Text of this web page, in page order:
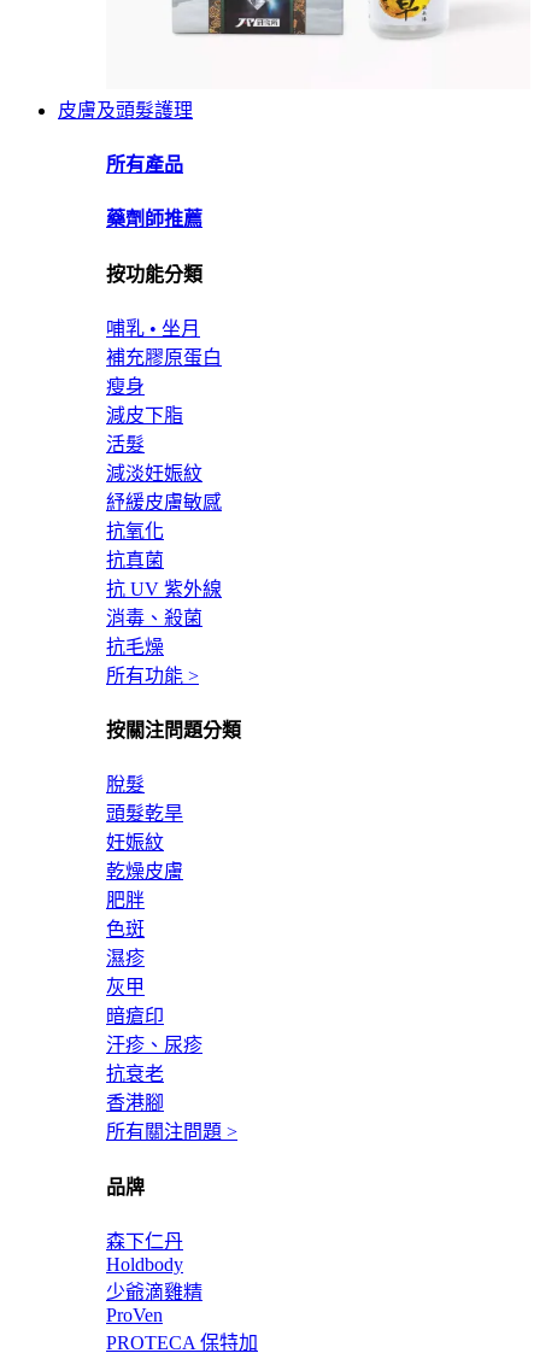
皮膚及頭髮護理
所有產品
藥劑師推薦
按功能分類
哺乳 • 坐月
補充膠原蛋白
瘦身
減皮下脂
活髮
減淡妊娠紋
紓緩皮膚敏感
抗氧化
抗真菌
抗 UV 紫外線
消毒、殺菌
抗毛燥
所有功能 >
按關注問題分類
脫髮
頭髮乾旱
妊娠紋
乾燥皮膚
肥胖
色斑
濕疹
灰甲
暗瘡印
汗疹、尿疹
抗衰老
香港腳
所有關注問題 >
品牌
森下仁丹
Holdbody
少爺滴雞精
ProVen
PROTECA 保特加